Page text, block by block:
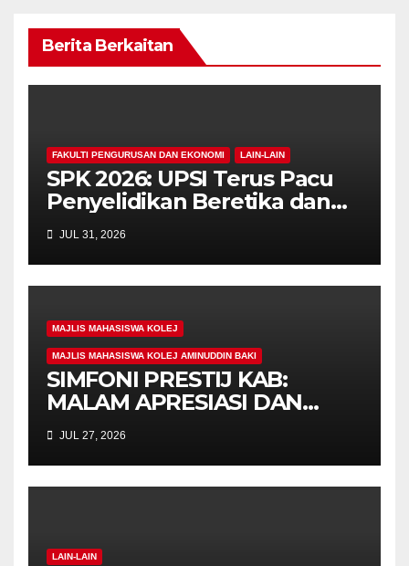
Berita Berkaitan
FAKULTI PENGURUSAN DAN EKONOMI LAIN-LAIN
SPK 2026: UPSI Terus Pacu
Penyelidikan Beretika dan
Inovasi Berteraskan
Manusiawi Dalam Era AI
JUL 31, 2026
MAJLIS MAHASISWA KOLEJ
MAJLIS MAHASISWA KOLEJ AMINUDDIN BAKI
SIMFONI PRESTIJ KAB:
MALAM APRESIASI DAN
SIMBOLIK KESINAMBUNGAN
KEPIMPINAN
JUL 27, 2026
LAIN-LAIN